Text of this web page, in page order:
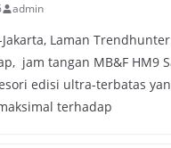
admin
Laman
jam tangan MB&F HM9
edisi ultra-terbatas
terhadap